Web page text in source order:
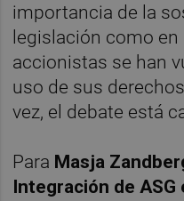
importancia de la
legislación como
accionistas se han
uso de sus
vez, el debate está
Para Masja
Integración de ASG